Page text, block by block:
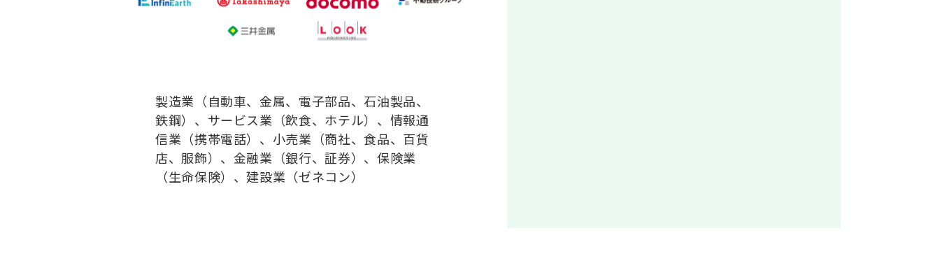
製造業（自動車、金属、電子部品、石油製品、
鉄鋼）、サービス業（飲食、ホテル）、情報通
信業（携帯電話）、小売業（商社、食品、百貨
店、服飾）、金融業（銀行、証券）、保険業
（生命保険）、建設業（ゼネコン）